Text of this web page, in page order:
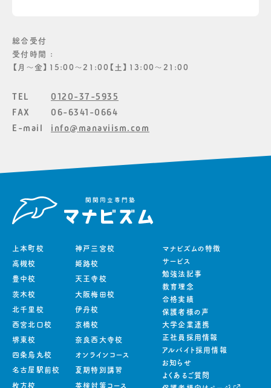
総合受付
受付時間 :
【月〜金】15:00〜21:00【土】13:00〜21:00
TEL
0120-37-5935
FAX
06-6341-0664
E-mail
info@manaviism.com
上本町校
高槻校
豊中校
茨木校
北千里校
西宮北口校
堺東校
四条烏丸校
名古屋駅前校
枚方校
神戸三宮校
姫路校
天王寺校
大阪梅田校
伊丹校
京橋校
奈良西大寺校
オンラインコース
夏期特別講習
英検対策コース
マナビズムの特徴
サービス
勉強法記事
教育理念
合格実績
保護者様の声
大学企業連携
正社員採用情報
アルバイト採用情報
お知らせ
よくあるご質問